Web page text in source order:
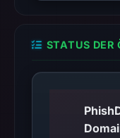
STATUS DER